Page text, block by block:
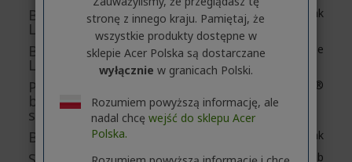
Bezprzewodowa sieć
LAN
Tak
Bezprzewodowa sieć
LAN standard
IEEE 802.11be
Producent modułu
bezprzewodowej
sieci LAN
Intel®
Bluetooth Tak
Bluetooth 5.4 lub
stronę z innego kraju. Pamiętaj, że
wszystkie produkty dostępne w
sklepie Acer Polska są dostarczane
wyłącznie w granicach Polski.
Rozumiem powyższą informację, ale
nadal chcę wejść do sklepu Acer
Polska.